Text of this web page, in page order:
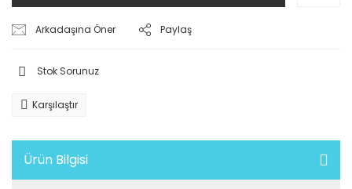
Arkadaşına Öner Paylaş
Stok Sorunuz
Karşılaştır
Ürün Bilgisi